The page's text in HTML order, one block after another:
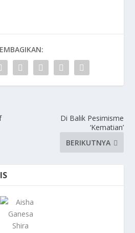
Di Balik Pesimisme
‘Kematian’
BERIKUTNYA